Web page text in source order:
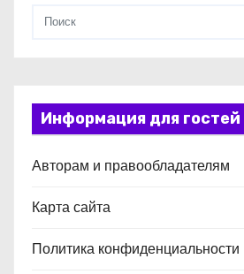
Информация для гостей
Авторам и правообладателям
Карта сайта
Политика конфиденциальности